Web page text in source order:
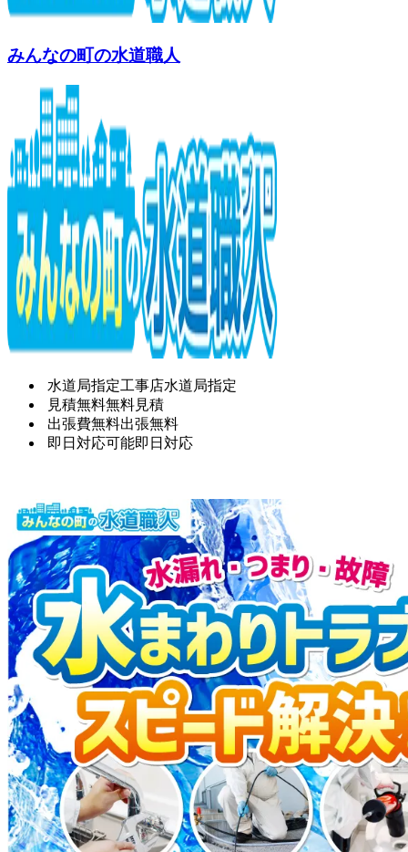
みんなの町の水道職人
水道局指定工事店水道局指定
見積無料無料見積
出張費無料出張無料
即日対応可能即日対応